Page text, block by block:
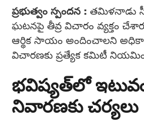
ప్రభుత్వం స్పందన :తమిళనాడు
ఘటనపై తీవ్ర విచారం వ్యక్తం
ఆర్థిక సాయం అందించాలని
విచారణకు ప్రత్యేక కమిటీ
భవిష్యత్‌లో
నివారణకు చర్యలు